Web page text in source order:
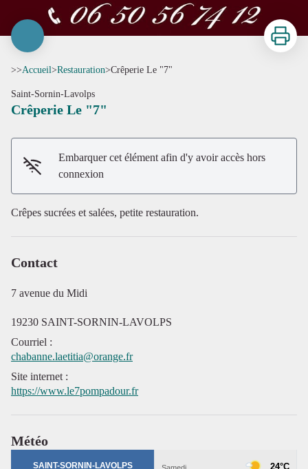
Imprimer
>>Accueil>Restauration>Crêperie Le "7"
Saint-Sornin-Lavolps
Crêperie Le "7"
Embarquer cet élément afin d'y avoir accès hors
connexion
Crêpes sucrées et salées, petite restauration.
Contact
7 avenue du Midi
19230 SAINT-SORNIN-LAVOLPS
Courriel :
chabanne.laetitia@orange.fr
Site internet :
https://www.le7pompadour.fr
Météo